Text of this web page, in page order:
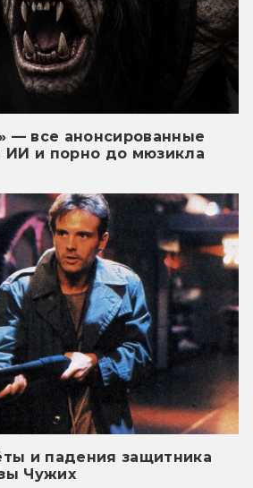
— все анонсированные
ИИ и порно до мюзикла
и падения защитника
Чужих